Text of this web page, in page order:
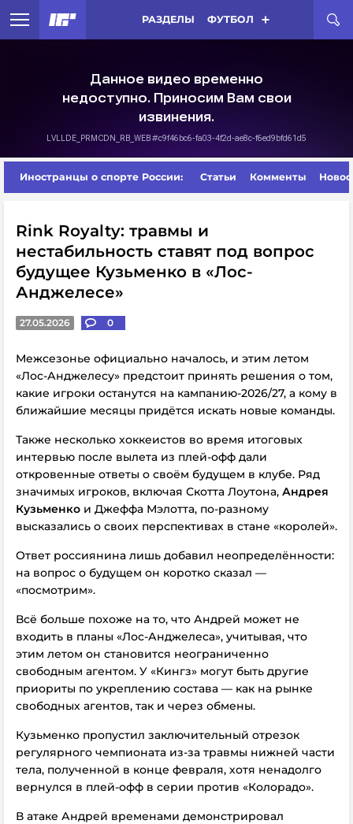
РАЗДЕЛЫ ФУТБОЛ
Иностранцы о спорте России: Статьи Комменты
Rink Royalty: травмы и
нестабильность ставят под вопрос
будущее Кузьменко в «Лос-
Анджелесе»
27.05.2026 0
Межсезонье официально началось, и этим летом
«Лос-Анджелесу» предстоит принять решения о том,
какие игроки останутся на кампанию-2026/27, а кому в
ближайшие месяцы придётся искать новые команды.
Также несколько хоккеистов во время итоговых
интервью после вылета из плей-офф дали
откровенные ответы о своём будущем в клубе. Ряд
значимых игроков, включая Скотта Лоутона, Андрея
Кузьменко и Джеффа Мэлотта, по-разному
высказались о своих перспективах в стане «королей».
Ответ россиянина лишь добавил неопределённости:
на вопрос о будущем он коротко сказал —
«посмотрим».
Всё больше похоже на то, что Андрей может не
входить в планы «Лос-Анджелеса», учитывая, что
этим летом он становится неограниченно
свободным агентом. У «Кингз» могут быть другие
приориты по укреплению состава — как на рынке
свободных агентов, так и через обмены.
Кузьменко пропустил заключительный отрезок
регулярного чемпионата из-за травмы нижней части
тела, полученной в конце февраля, хотя ненадолго
вернулся в плей-офф в серии против «Колорадо».
В атаке Андрей временами демонстрировал